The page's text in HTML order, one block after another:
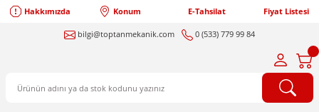
Hakkımızda Konum E-Tahsilat Fiyat Listesi
bilgi@toptanmekanik.com 0 (533) 779 99 84